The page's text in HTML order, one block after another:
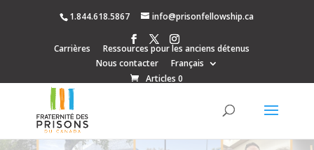
1.844.618.5867 info@prisonfellowship.ca
Carrières
Ressources pour les anciens détenus
Nous contacter
Français
Articles 0